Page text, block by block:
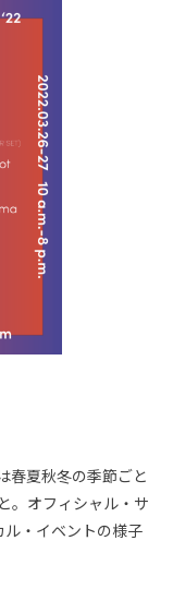
春夏秋冬の季節ごと
。オフィシャル・サ
・イベントの様子